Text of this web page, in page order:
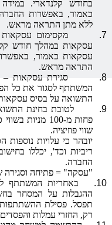
כאמור, באפשרות
ללא מתן התראה מראש.
7.
מקסימום
עסקאות כאמור,
התראה מראש.
8.
סגירת עסקאות –
המשתתף לסגור את כל
התשואה על בסיס
9.
לטובת בחינת
פחות מ-100
מניותבשווי
שווי פוזיציה.
יובהר כי עלויות נוספות
ריביותוכד', יכללו
החברה.
"עסקה" = פתיחה וסגירה
10.
באחריות המשתתף
ההגבלות על המסחר
תפסל. פסילת
רק, החזרי עמלות